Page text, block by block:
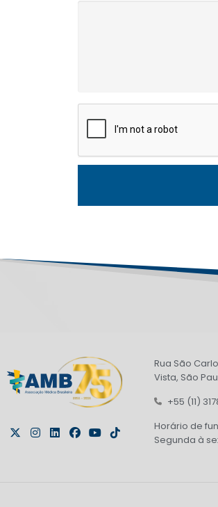
Rua São
Vista, São
+55 (11)
Horário de
Segunda à